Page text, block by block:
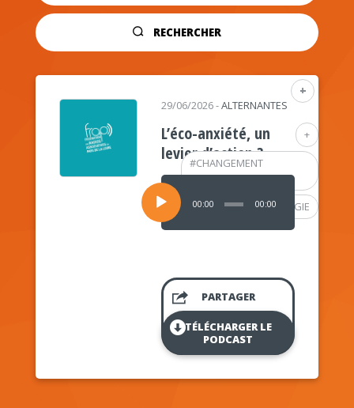
RECHERCHER
+
+
#CHANGEMENT
CLIMATIQUE
#PSYCHOLOGIE
29/06/2026-ALTERNANTES
L’éco-anxiété, un
levier d’action ?
Lecteur
audio
00:00 00:00
PARTAGER
TÉLÉCHARGER LE
PODCAST